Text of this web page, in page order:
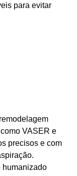
para evitar
VASER e
precisos e com
humanizado